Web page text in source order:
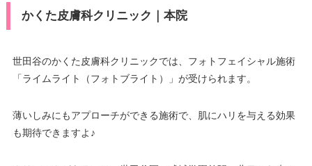
かくた皮膚科クリニック｜本院
世田谷のかくた皮膚科クリニックでは、フォトフェイシャル施術
「ライムライト（フォトブライト）」が受けられます。
薄いしみにもアプローチができる施術で、肌にハリを与える効果
も期待できますよ♪